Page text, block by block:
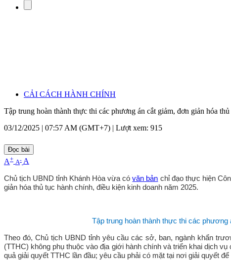
CẢI CÁCH HÀNH CHÍNH
Tập trung hoàn thành thực thi các phương án cắt giảm, đơn giản hóa
03/12/2025 | 07:57 AM (GMT+7) | Lượt xem: 915
Đọc bài
A+ A- A
Chủ tịch UBND tỉnh Khánh Hòa vừa cóvăn bản chỉ đạo thực hiện
giản hóa thủ tục hành chính, điều kiện kinh doanh năm 2025.
Tập trung hoàn thành thực thi các phương
Theo đó, Chủ tịch UBND tỉnh yêu cầu các sở, ban, ngành khẩn
(TTHC) không phụ thuộc vào địa giới hành chính và triển khai dịch
quả giải quyết TTHC lần đầu; yêu cầu phải có mặt tại nơi giải quyết